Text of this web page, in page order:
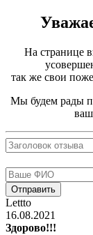
На странице
так же свои
Мы будем рады
Lettto
16.08.2021
Здорово!!!